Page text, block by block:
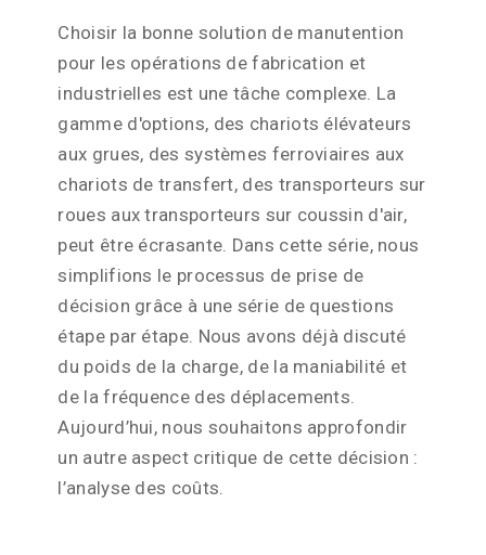
Choisir la bonne solution de manutention
pour les opérations de fabrication et
industrielles est une tâche complexe. La
gamme d'options, des chariots élévateurs
aux grues, des systèmes ferroviaires aux
chariots de transfert, des transporteurs sur
roues aux transporteurs sur coussin d'air,
peut être écrasante. Dans cette série, nous
simplifions le processus de prise de
décision grâce à une série de questions
étape par étape. Nous avons déjà discuté
du poids de la charge, de la maniabilité et
de la fréquence des déplacements.
Aujourd’hui, nous souhaitons approfondir
un autre aspect critique de cette décision :
l’analyse des coûts.